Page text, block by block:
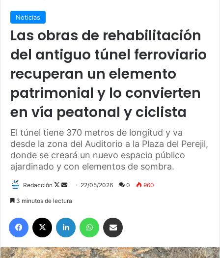
Noticias
Las obras de rehabilitación
del antiguo túnel ferroviario
recuperan un elemento
patrimonial y lo convierten
en vía peatonal y ciclista
El túnel tiene 370 metros de longitud y va
desde la zona del Auditorio a la Plaza del Perejil,
donde se creará un nuevo espacio público
ajardinado y con elementos de sombra.
Redacción
F
l
o
o
d
a
e
22/05/2026 0 960
3 minutos de lectura